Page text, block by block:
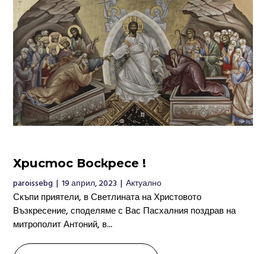
Христос Воскресе !
paroissebg | 19 април, 2023 | Актуално
Скъпи приятели, в Светлината на Христовото
Възкресение, споделяме с Вас Пасхалния поздрав на
митрополит Антоний, в...